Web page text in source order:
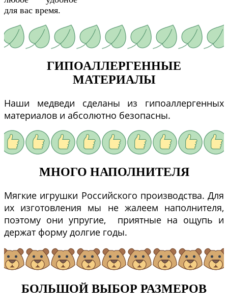
для вас время.
ГИПОАЛЛЕРГЕННЫЕ
МАТЕРИАЛЫ
Наши медведи сделаны из гипоаллергенных
материалов и абсолютно безопасны.
МНОГО НАПОЛНИТЕЛЯ
Мягкие игрушки Российского производства. Для
их изготовления мы не жалеем наполнителя,
поэтому они упругие, приятные на ощупь и
держат форму долгие годы.
БОЛЬШОЙ ВЫБОР РАЗМЕРОВ